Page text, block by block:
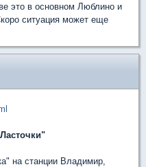
это в основном Люблино и
ситуация может еще
на станции Владимир,